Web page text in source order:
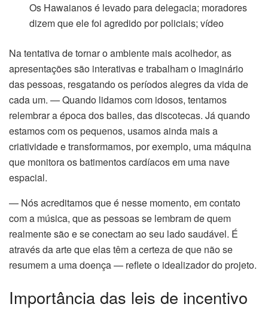
Panel
Panel
Oku
panel
panel
panel
Panel
Os Hawaianos é levado para delegacia; moradores
dizem que ele foi agredido por policiais; vídeo
Na tentativa de tornar o ambiente mais acolhedor, as
apresentações são interativas e trabalham o imaginário
das pessoas, resgatando os períodos alegres da vida de
cada um. — Quando lidamos com idosos, tentamos
relembrar a época dos bailes, das discotecas. Já quando
estamos com os pequenos, usamos ainda mais a
criatividade e transformamos, por exemplo, uma máquina
que monitora os batimentos cardíacos em uma nave
espacial.
— Nós acreditamos que é nesse momento, em contato
com a música, que as pessoas se lembram de quem
realmente são e se conectam ao seu lado saudável. É
através da arte que elas têm a certeza de que não se
resumem a uma doença — reflete o idealizador do projeto.
Importância das leis de incentivo